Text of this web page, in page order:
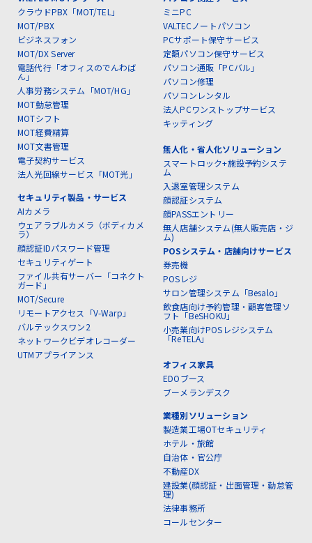
クラウドPBX「MOT/TEL」
MOT/PBX
ビジネスフォン
MOT/DX Server
電話代行「オフィスのでんわば
ん」
人事労務システム「MOT/HG」
MOT勤怠管理
MOTシフト
MOT経費精算
MOT文書管理
電子契約サービス
法人光回線サービス「MOT光」
セキュリティ製品・サービス
AIカメラ
ウェアラブルカメラ（ボディカメ
ラ）
顔認証IDパスワード管理
セキュリティゲート
ファイル共有サーバー「コネクト
ガード」
MOT/Secure
リモートアクセス「V-Warp」
バルテックスワン2
ネットワークビデオレコーダー
UTMアプライアンス
ミニPC
VALTECノートパソコン
PCサポート保守サービス
定額パソコン保守サービス
パソコン通販「PCバル」
パソコン修理
パソコンレンタル
法人PCワンストップサービス
キッティング
無人化・省人化ソリューション
スマートロック+施設予約システ
ム
入退室管理システム
顔認証システム
顔PASSエントリー
無人店舗システム(無人販売店・ジ
ム)
POSシステム・店舗向けサービス
券売機
POSレジ
サロン管理システム「Besalo」
飲食店向け予約管理・顧客管理ソ
フト「BeSHOKU」
小売業向けPOSレジシステム
「ReTELA」
オフィス家具
EDOブース
ブーメランデスク
業種別ソリューション
製造業工場OTセキュリティ
ホテル・旅館
自治体・官公庁
不動産DX
建設業(顔認証・出面管理・勤怠管
理)
法律事務所
コールセンター